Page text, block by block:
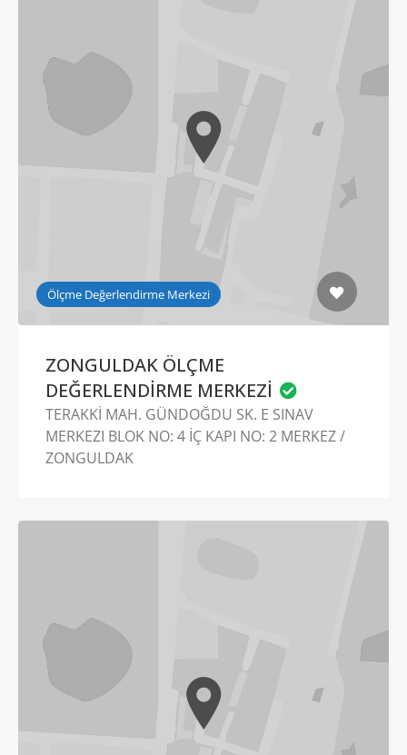
Ölçme Değerlendirme Merkezi
ZONGULDAK ÖLÇME
DEĞERLENDİRME MERKEZİ
TERAKKİ MAH. GÜNDOĞDU SK. E SINAV
MERKEZI BLOK NO: 4 İÇ KAPI NO: 2 MERKEZ /
ZONGULDAK